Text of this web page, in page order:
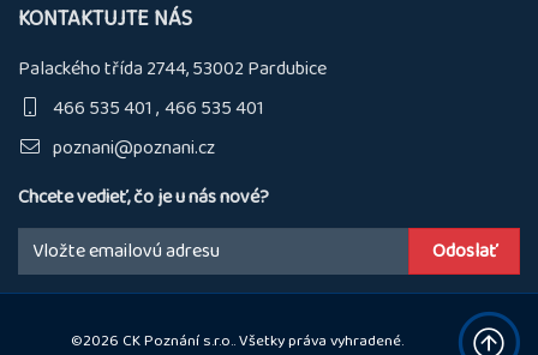
KONTAKTUJTE NÁS
Palackého třída 2744, 53002 Pardubice
466 535 401 466 535 401
poznani@poznani.cz
Chcete vedieť, čo je u nás nové?
Email:
©2026 CK Poznání s.r.o.. Všetky práva vyhradené.